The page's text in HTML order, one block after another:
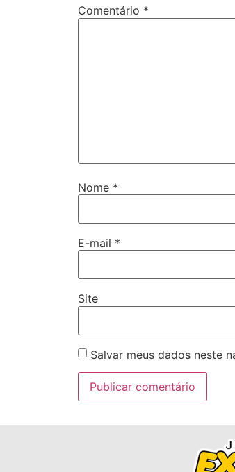
Comentário *
Nome *
E-mail *
Site
Salvar meus dados neste